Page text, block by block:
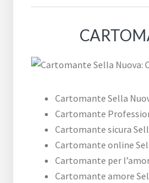
Cartomante Sella
Cartomante
Cartomante sicura
Cartomante online
Cartomante per
Cartomante amore